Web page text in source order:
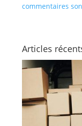
commentaires
Articles